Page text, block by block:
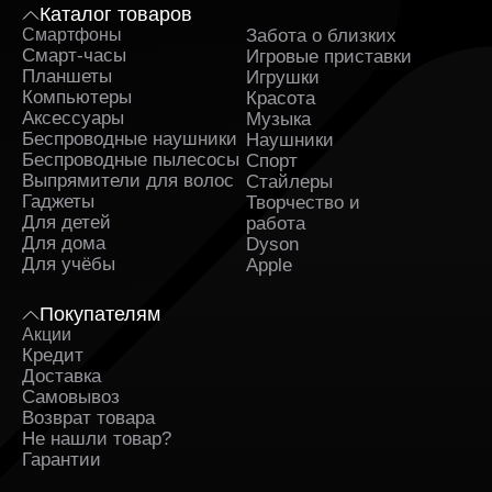
Смарт-часы Samsung в
Белгороде и в рассрочку
Для жителей региона доступна возможность купить
Samsung Watch в Белгороде с удобными условиями
оплаты. Такой формат подходит тем, кто
предпочитает приобретать технику без разовой
нагрузки на бюджет. Продажа Галакси Вотч в
рассрочку позволяет планировать расходы и получать
современное устройство сразу.
Покупатели отмечают, что выгодный формат
условия делают процесс выбора спокойным. Перед
тем как приобретать устройство, многие изучают
отзывы других пользователей, оценивают модель и
проверяют каталог, чтобы покупка полностью
соответствовала ожиданиям.
Каталог товаров
Смартфоны
Смарт-часы
Планшеты
Компьютеры
Аксессуары
Беспроводные наушники
Беспроводные пылесосы
Выпрямители для волос
Гаджеты
Для детей
Для дома
Для учёбы
Забота о близких
Игровые приставки
Игрушки
Красота
Музыка
Наушники
Спорт
Стайлеры
Творчество и
работа
Dyson
Apple
Покупателям
Акции
Кредит
Доставка
Самовывоз
Возврат товара
Не нашли товар?
Гарантии